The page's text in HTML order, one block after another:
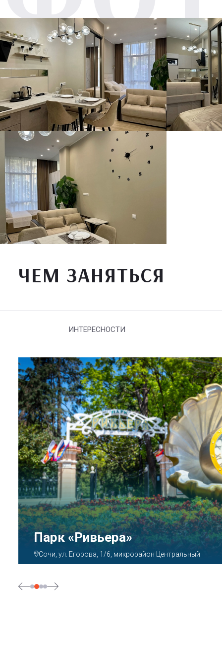
ЧЕМ ЗАНЯТЬСЯ
ИНТЕРЕСНОСТИ
Парк «Ривьера»
Сочи, ул. Егорова, 1/6, микрорайон Центральный